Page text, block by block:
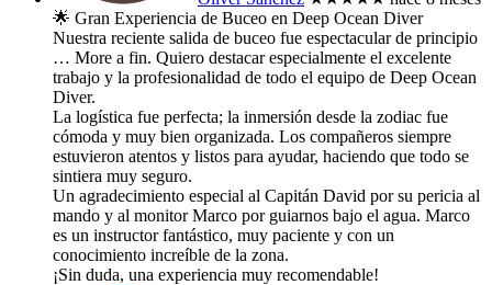
​🌟 Gran Experiencia de Buceo en Deep Ocean Diver
​Nuestra reciente salida de buceo fue espectacular de principio
… More a fin. Quiero destacar especialmente el excelente
trabajo y la profesionalidad de todo el equipo de Deep Ocean
Diver.
​La logística fue perfecta; la inmersión desde la zodiac fue
cómoda y muy bien organizada. Los compañeros siempre
estuvieron atentos y listos para ayudar, haciendo que todo se
sintiera muy seguro.
​Un agradecimiento especial al Capitán David por su pericia al
mando y al monitor Marco por guiarnos bajo el agua. Marco
es un instructor fantástico, muy paciente y con un
conocimiento increíble de la zona.
​¡Sin duda, una experiencia muy recomendable!